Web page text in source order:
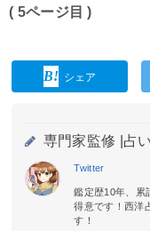
( 5ページ目 )
シェア
専門家監修 | 占
Twitter
鑑定歴10年、累
得意です！西洋
す！